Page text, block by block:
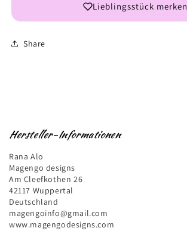
Lieblingsstück merken
Share
Hersteller-Informationen
Rana Alo
Magengo designs
Am Cleefkothen 26
42117 Wuppertal
Deutschland
magengoinfo@gmail.com
www.magengodesigns.com